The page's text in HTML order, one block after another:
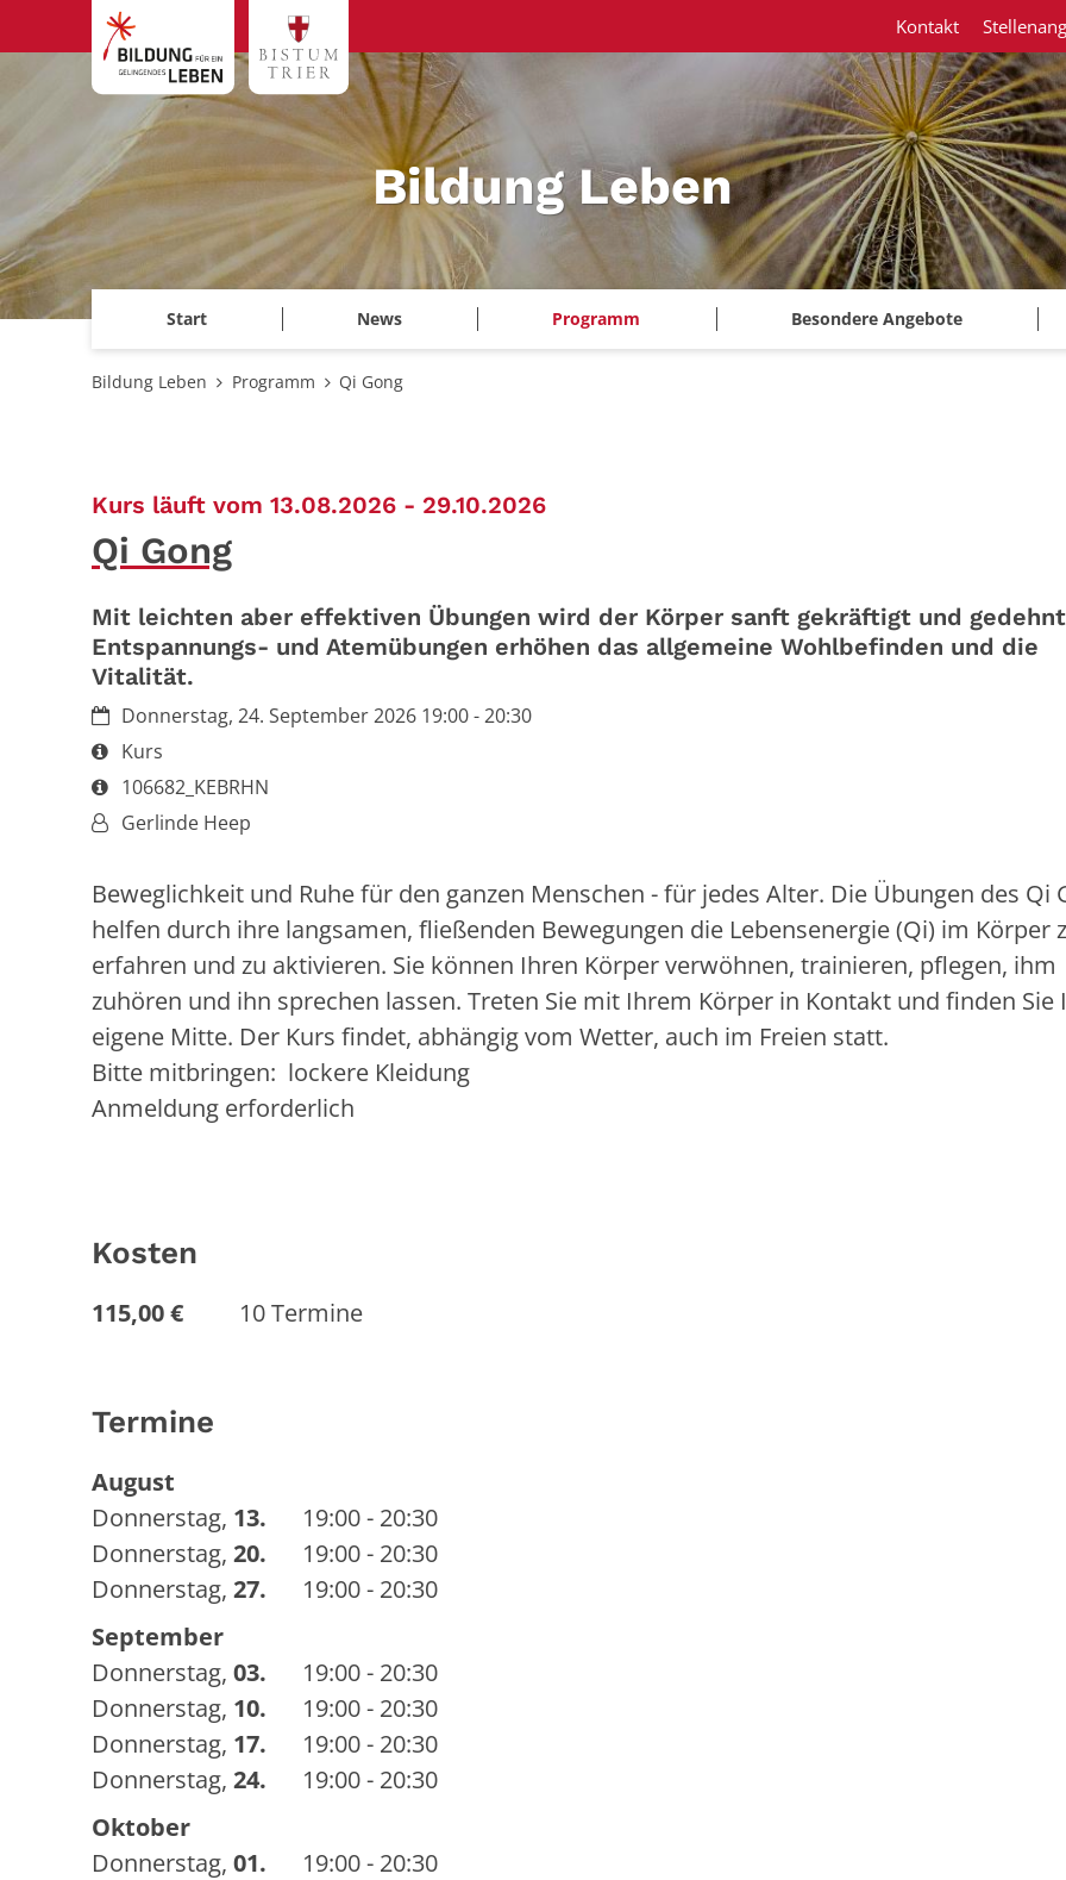
Zum Inhalt springen
Bildung Leben
Start News Programm Besondere Angebote
Kontakt
Bildung Leben Programm Qi Gong
Kurs läuft vom 13.08.2026 - 29.10.2026:
Qi Gong
Mit leichten aber effektiven Übungen wird der Körper sanft gekräftigt und
Entspannungs- und Atemübungen erhöhen das allgemeine Wohlbefinden und die
Vitalität.
Datum:Donnerstag, 24. September 2026 19:00 - 20:30
Art bzw. Nummer:
Kurs
Art bzw. Nummer:
106682_KEBRHN
Von:Gerlinde Heep
Beweglichkeit und Ruhe für den ganzen Menschen - für jedes Alter. Die Übungen des Qi
helfen durch ihre langsamen, fließenden Bewegungen die Lebensenergie (Qi) im Körper
erfahren und zu aktivieren. Sie können Ihren Körper verwöhnen, trainieren, pflegen, ihm
zuhören und ihn sprechen lassen. Treten Sie mit Ihrem Körper in Kontakt und finden Sie
eigene Mitte. Der Kurs findet, abhängig vom Wetter, auch im Freien statt.
Bitte mitbringen: lockere Kleidung
Anmeldung erforderlich
Kosten
115,00 € 10 Termine
Termine
August
Donnerstag, 13.
19:00 - 20:30
Donnerstag, 20.
19:00 - 20:30
Donnerstag, 27.
19:00 - 20:30
September
Donnerstag, 03.
19:00 - 20:30
Donnerstag, 10.
19:00 - 20:30
Donnerstag, 17.
19:00 - 20:30
Donnerstag, 24.
19:00 - 20:30
Oktober
Donnerstag, 01.
19:00 - 20:30